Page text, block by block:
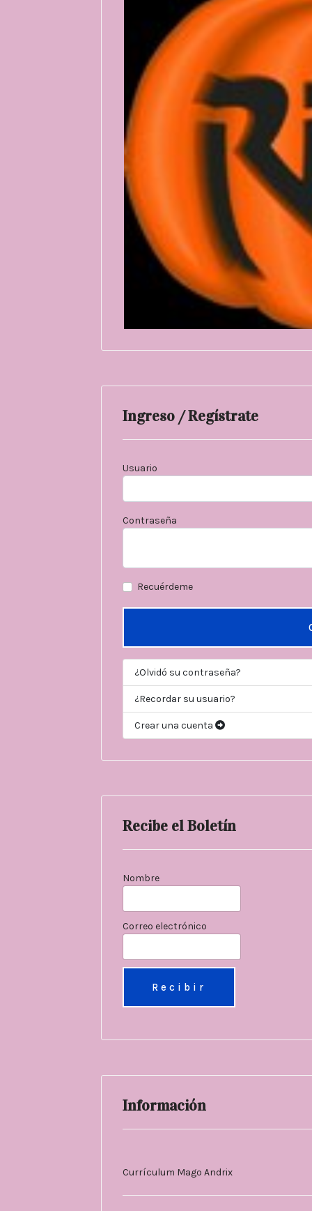
Ingreso / Regístrate
Usuario
Contraseña
Recuérdeme
¿Olvidó su contraseña?
¿Recordar su usuario?
Crear una cuenta
Recibe el Boletín
Nombre
Correo electrónico
Información
Currículum Mago Andrix